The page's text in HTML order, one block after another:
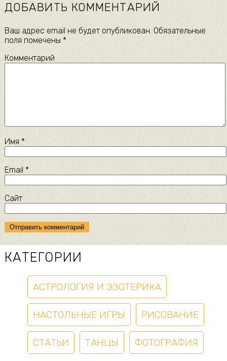
ДОБАВИТЬ КОММЕНТАРИЙ
Ваш адрес email не будет опубликован.Обязательные
поля помечены *
Комментарий
Имя *
Email *
Сайт
КАТЕГОРИИ
АСТРОЛОГИЯ И ЭЗОТЕРИКА
НАСТОЛЬНЫЕ ИГРЫ РИСОВАНИЕ
СТАТЬИ ТАНЦЫ ФОТОГРАФИЯ